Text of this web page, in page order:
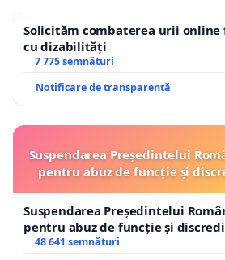
Solicităm combaterea urii online
cu dizabilități
7 775 semnături
Notificare de transparență
Suspendarea Președintelui
pentru abuz de funcție și
Suspendarea Președintelui
pentru abuz de funcție și
48 641 semnături